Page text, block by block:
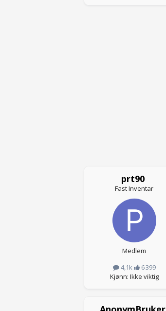
prt90
Fast Inventar
Medlem
4,1k
6 399
Kjønn: Ikke viktig